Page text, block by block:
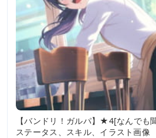
【バンドリ！ガルパ】★4[なんでも
ステータス、スキル、イラスト画像